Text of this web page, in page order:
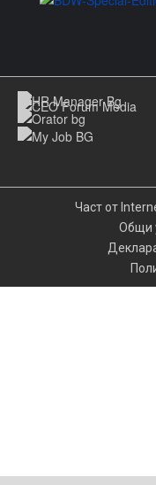
Част от
Общи